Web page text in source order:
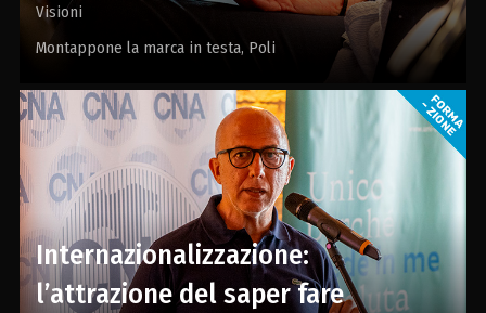
Visioni
Montappone la marca in testa Poli
Internazionalizzazione:
l’attrazione del saper fare